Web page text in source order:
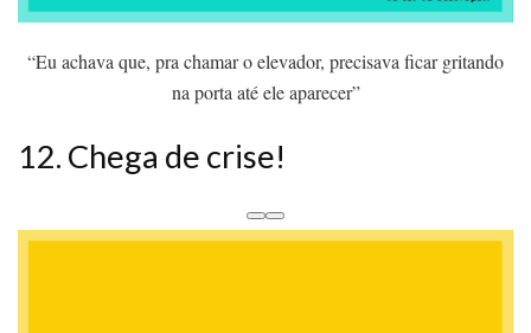
“Eu achava que, pra chamar o elevador, precisava ficar gritando
na porta até ele aparecer”
12. Chega de crise!